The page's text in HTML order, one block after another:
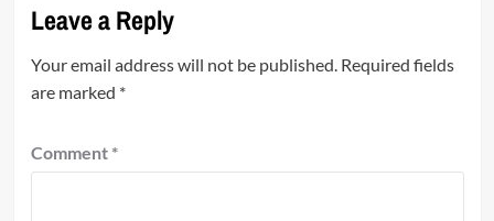
Leave a Reply
Your email address will not be published. Required fields
are marked *
Comment *